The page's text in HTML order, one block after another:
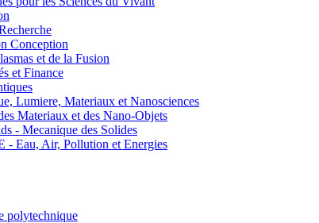
Conception
et de la Fusion
et Finance
Lumiere, Materiaux et Nanosciences
Materiaux et des Nano-Objets
- Mecanique des Solides
Eau, Air, Pollution et Energies
polytechnique